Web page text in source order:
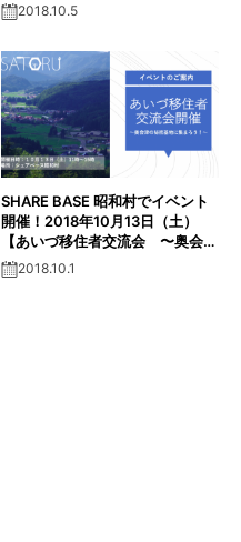
2018.10.5
SHARE BASE 昭和村でイベント
開催！2018年10月13日（土）
【あいづ移住者交流会 〜奥会津
の秘密基地に集まろう！〜】
2018.10.1